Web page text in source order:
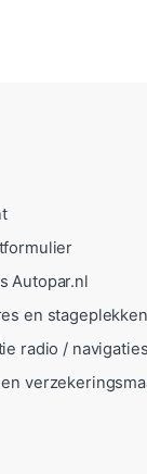
Autopar.nl
en
radio /